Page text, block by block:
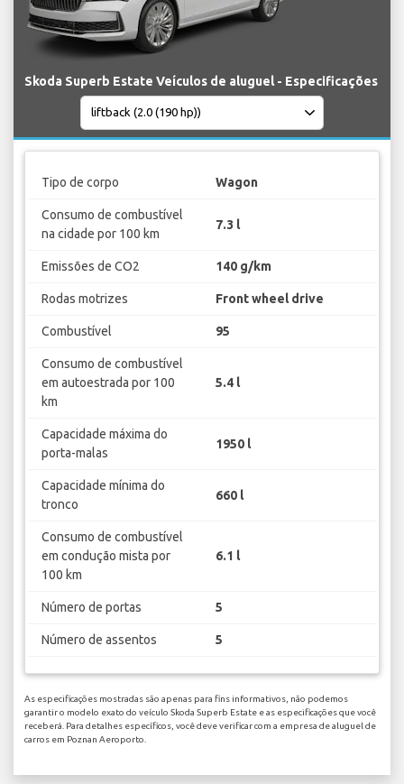
Skoda Superb Estate Veículos de aluguel - Especificações
Tipo de corpo Wagon
Consumo de combustível
na cidade por 100 km
7.3 l
Emissões de CO2 140 g/km
Rodas motrizes Front wheel drive
Combustível 95
Consumo de combustível
em autoestrada por 100
km
5.4 l
Capacidade máxima do
porta-malas
1950 l
Capacidade mínima do
tronco
660 l
Consumo de combustível
em condução mista por
100 km
6.1 l
Número de portas 5
Número de assentos 5
As especificações mostradas são apenas para fins informativos, não podemos
garantir o modelo exato do veículo Skoda Superb Estate e as especificações que você
receberá. Para detalhes específicos, você deve verificar com a empresa de aluguel de
carros em Poznan Aeroporto.